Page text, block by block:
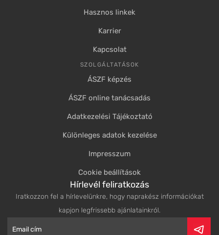
Hasznos linkek
Karrier
Kapcsolat
SZOLGÁLTATÁSOK
ÁSZF képzés
ÁSZF online tanácsadás
Adatkezelési Tájékoztató
Különleges adatok kezelése
Impresszum
Cookie beállítások
Hírlevél feliratkozás
Iratkozzon fel a hírlevelünkre, hogy naprakész információkat
kapjon legfrissebb ajánlatainkról.